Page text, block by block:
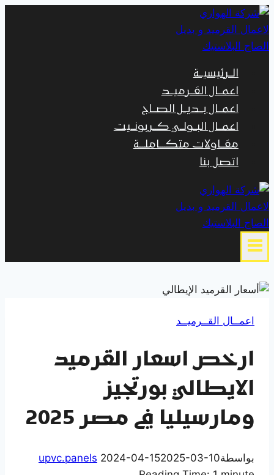
التجاوز
إلى
المحتوى
الــرئيسيــة
اعمــال القــرميــد
اعمــال بــديــل الصــاج
اعمــال البــولــي كــربونــيت
مقــاولات متكـــاملـــة
اتصل بنا
اعمــال القــرميــد
ارخص اسعار القرميد
الايطالي بورتجيز
ومارسيليا في مصر 2025
بواسطة upvc.panels 2024-04-152025-03-10